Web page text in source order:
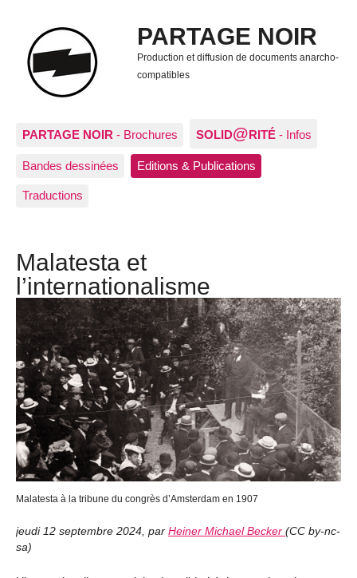
PARTAGE NOIR
Production et diffusion de documents anarcho-
compatibles
PARTAGE NOIR - Brochures SOLID@RITÉ - Infos
Bandes dessinées Editions & Publications
Traductions
Malatesta et
l’internationalisme
Malatesta à la tribune du congrès d’Amsterdam en 1907
jeudi 12 septembre 2024 par Heiner Michael Becker (CC by-nc-
sa)